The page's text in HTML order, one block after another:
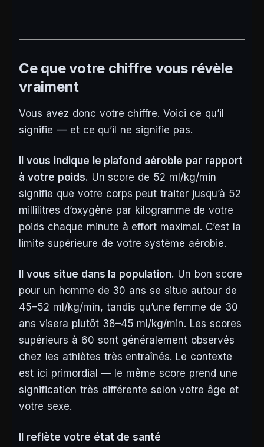
Ce que votre chiffre vous révèle
vraiment
Vous avez donc votre chiffre. Voici ce qu’il
signifie — et ce qu’il ne signifie pas.
Il vous indique le plafond aérobie par rapport
à votre poids. Un score de 52 ml/kg/min
signifie que votre corps peut traiter jusqu’à 52
millilitres d’oxygène par kilogramme de votre
poids chaque minute à effort maximal. C’est la
limite supérieure de votre système aérobie.
Il vous situe dans la population. Un bon score
pour un homme de 30 ans se situe autour de
45–52 ml/kg/min, tandis qu’une femme de 30
ans visera plutôt 38–45 ml/kg/min. Les scores
supérieurs à 60 sont généralement observés
chez les athlètes très entraînés. Le contexte
est ici primordial — le même score prend une
signification très différente selon votre âge et
votre sexe.
Il reflète votre état de santé